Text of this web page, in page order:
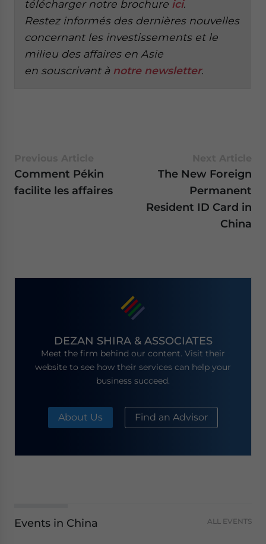
télécharger notre brochure ici.
Restez informés des dernières nouvelles
concernant les investissements et le
milieu des affaires en Asie
en souscrivant à notre newsletter.
Comment Pékin
facilite les affaires
The New Foreign
Permanent
Resident ID Card in
China
DEZAN SHIRA & ASSOCIATES
Meet the firm behind our content. Visit their
website to see how their services can help your
business succeed.
About Us Find an Advisor
Events in China ALL EVENTS